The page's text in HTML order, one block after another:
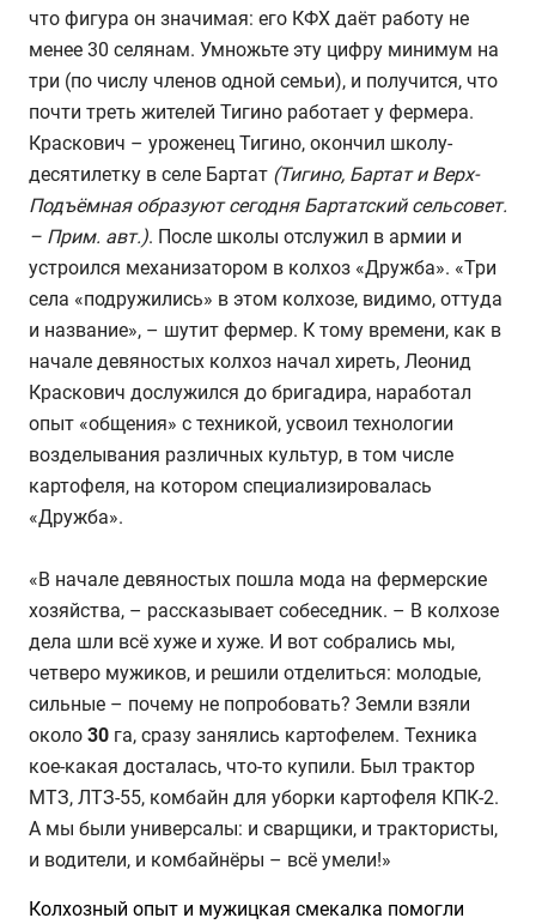
что фигура он значимая: его КФХ даёт работу не
менее 30 селянам. Умножьте эту цифру минимум на
три (по числу членов одной семьи), и получится, что
почти треть жителей Тигино работает у фермера.
Краскович – уроженец Тигино, окончил школу-
десятилетку в селе Бартат (Тигино, Бартат и Верх-
Подъёмная образуют сегодня Бартатский сельсовет.
– Прим. авт.). После школы отслужил в армии и
устроился механизатором в колхоз «Дружба». «Три
села «подружились» в этом колхозе, видимо, оттуда
и название», – шутит фермер. К тому времени, как в
начале девяностых колхоз начал хиреть, Леонид
Краскович дослужился до бригадира, наработал
опыт «общения» с техникой, усвоил технологии
возделывания различных культур, в том числе
картофеля, на котором специализировалась
«Дружба».
«В начале девяностых пошла мода на фермерские
хозяйства, – рассказывает собеседник. – В колхозе
дела шли всё хуже и хуже. И вот собрались мы,
четверо мужиков, и решили отделиться: молодые,
сильные – почему не попробовать? Земли взяли
около 30 га, сразу занялись картофелем. Техника
кое-какая досталась, что-то купили. Был трактор
МТЗ, ЛТЗ-55, комбайн для уборки картофеля КПК-2.
А мы были универсалы: и сварщики, и трактористы,
и водители, и комбайнёры – всё умели!»
Колхозный опыт и мужицкая смекалка помогли